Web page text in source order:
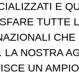
E
TUTTE
CHE
LA NOSTRA
UN